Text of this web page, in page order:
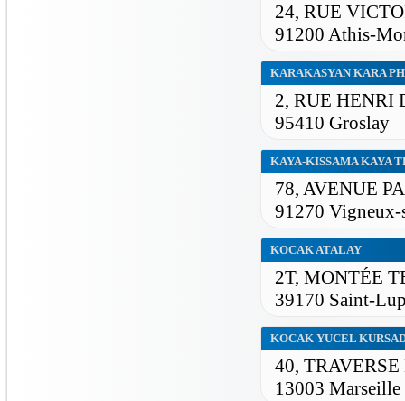
24, RUE
91200 Athis-
KARAKASYAN KARA
2, RUE HENRI
95410 Groslay
KAYA-KISSAMA KAYA
78, AVENUE
91270 Vigneux-
KOCAK ATALAY
2T, MONTÉE
39170 Saint-
KOCAK YUCEL
40,
13003 Marseille